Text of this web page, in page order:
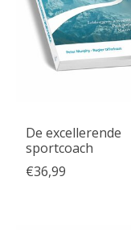
De excellerende
sportcoach
€36,99